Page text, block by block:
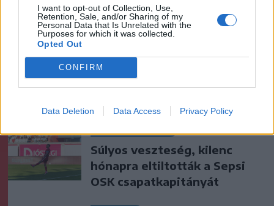
I want to opt-out of Collection, Use,
Retention, Sale, and/or Sharing of my
Personal Data that Is Unrelated with the
Purposes for which it was collected.
Opted Out
CONFIRM
Data Deletion Data Access Privacy Policy
Elsőfokú árvízvédelmi
készültség több székelyföldi
Súlyos veszteség, kilenc
hónapra eltiltották a Sepsi
OSK csapatkapitányát